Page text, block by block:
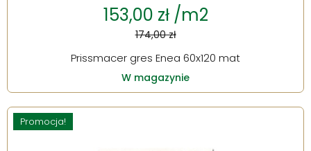
153,00 zł /m2
174,00 zł
Prissmacer gres Enea 60x120 mat
W magazynie
Promocja!